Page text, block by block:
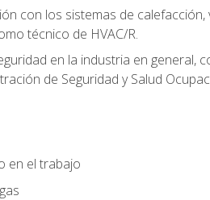
con los sistemas de calefacción,
técnico de HVAC/R.
en la industria en general,
de Seguridad y Salud
en el trabajo